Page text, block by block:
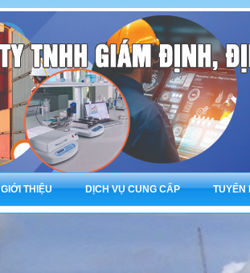
GIỚI THIỆU DỊCH VỤ CUNG CẤP TUYỂN